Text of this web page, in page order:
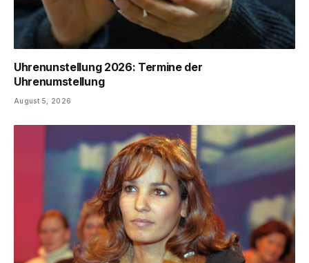
Uhrenunstellung 2026: Termine der
Uhrenumstellung
August 5, 2026